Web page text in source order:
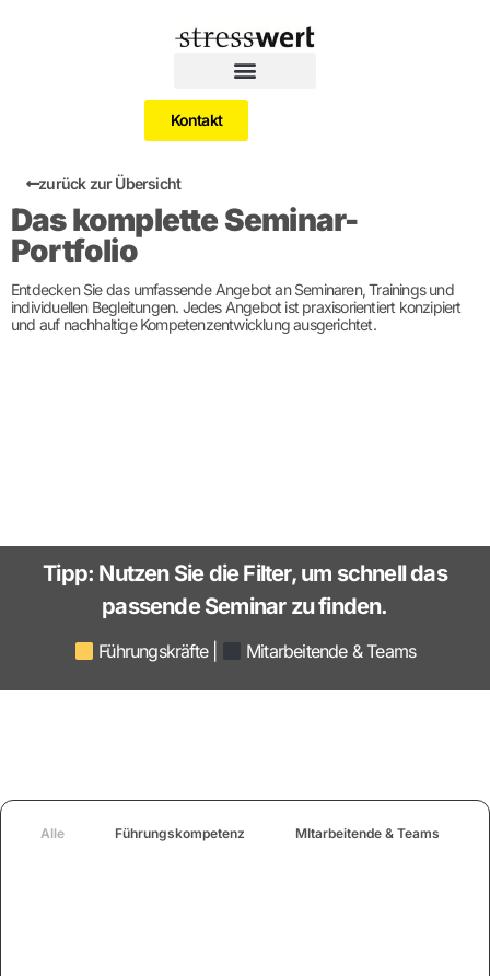
Kontakt
zurück zur Übersicht
Das komplette Seminar-
Portfolio
Entdecken Sie das umfassende Angebot an Seminaren, Trainings und
individuellen Begleitungen. Jedes Angebot ist praxisorientiert konzipiert
und auf nachhaltige Kompetenzentwicklung ausgerichtet.
Tipp: Nutzen Sie die Filter, um schnell das
passende Seminar zu finden.
Führungskräfte | Mitarbeitende & Teams
Alle Führungskompetenz MItarbeitende & Teams